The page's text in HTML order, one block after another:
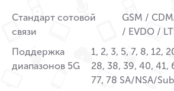
Стандарт сотовой
связи
GSM /
/ EVDO /
Поддержка
диапазонов 5G
1, 2, 3, 5, 7, 8, 12,
28, 38, 39, 40, 41,
77, 78 SA/NSA/